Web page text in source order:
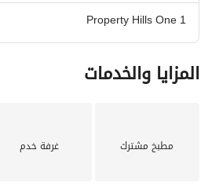
Property Hills One 1
المزايا والخدمات
مطبخ مشترك غرفة خدم